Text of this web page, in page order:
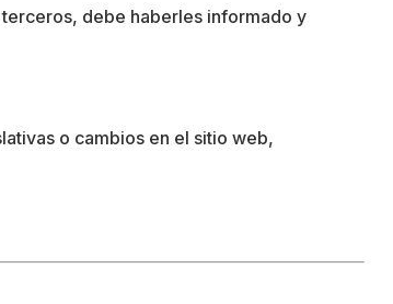
debe haberles informado y
o cambios en el sitio web,